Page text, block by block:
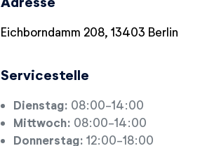
Eichborndamm 208, 13403 Berlin
Servicestelle
Dienstag: 08:00-14:00
Mittwoch: 08:00-14:00
Donnerstag: 12:00-18:00